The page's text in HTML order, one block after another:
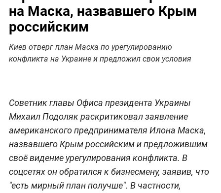
на Маска, назвавшего Крым
российским
Киев отверг план Маска по урегулированию
конфликта на Украине и предложил свои условия
Советник главы Офиса президента Украины
Михаил Подоляк раскритиковал заявление
американского предпринимателя Илона Маска,
назвавшего Крым российским и предложившим
своё видение урегулирования конфликта. В
соцсетях он обратился к бизнесмену, заявив, что
"есть мирный план получше". В частности,